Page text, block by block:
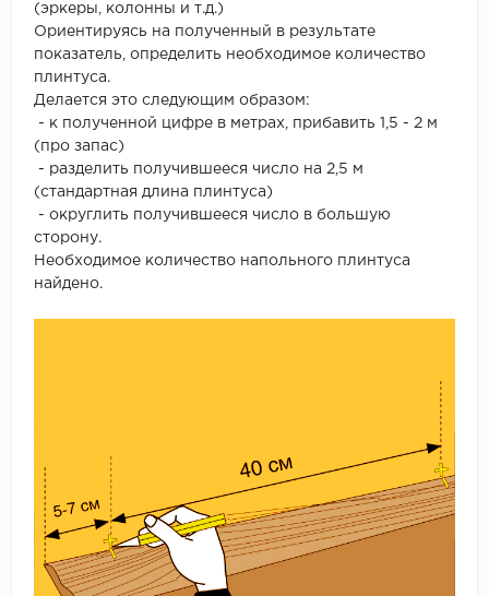
(эркеры, колонны и т.д.)
Ориентируясь на полученный в результате
показатель, определить необходимое количество
плинтуса.
Делается это следующим образом:
- к полученной цифре в метрах, прибавить 1,5 - 2 м
(про запас)
- разделить получившееся число на 2,5 м
(стандартная длина плинтуса)
- округлить получившееся число в большую
сторону.
Необходимое количество напольного плинтуса
найдено.